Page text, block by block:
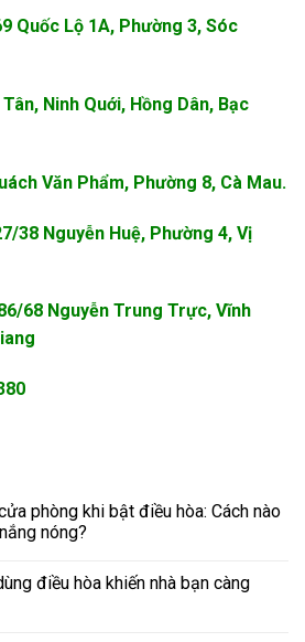
Quốc Lộ 1A, Phường 3, Sóc
Ninh Quới, Hồng Dân, Bạc
Văn Phẩm, Phường 8, Cà Mau.
38 Nguyễn Huệ, Phường 4, Vị
68 Nguyễn Trung Trực, Vĩnh
phòng khi bật điều hòa: Cách nào
nóng?
điều hòa khiến nhà bạn càng